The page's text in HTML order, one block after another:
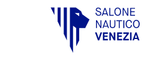
Vai al contenuto principale